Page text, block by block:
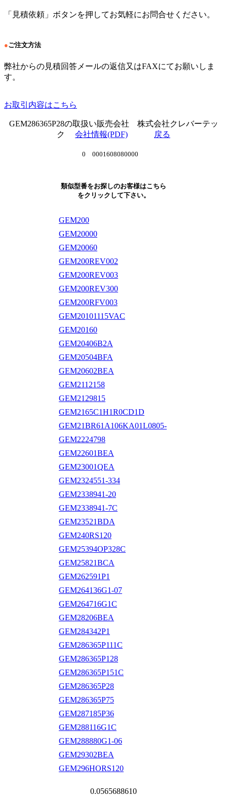
「見積依頼」ボタンを押してお気軽にお問合せください。
●ご注文方法
弊社からの見積回答メールの返信又はFAXにてお願いしま
す。
お取引内容はこちら
GEM286365P28の取扱い販売会社 株式会社クレバーテッ
ク 会社情報(PDF) 戻る
0 0001608080000
類似型番をお探しのお客様はこちら
をクリックして下さい。
GEM200
GEM20000
GEM20060
GEM200REV002
GEM200REV003
GEM200REV300
GEM200RFV003
GEM20101115VAC
GEM20160
GEM20406B2A
GEM20504BFA
GEM20602BEA
GEM2112158
GEM2129815
GEM2165C1H1R0CD1D
GEM21BR61A106KA01L0805-
GEM2224798
GEM22601BEA
GEM23001QEA
GEM2324551-334
GEM2338941-20
GEM2338941-7C
GEM23521BDA
GEM240RS120
GEM25394OP328C
GEM25821BCA
GEM262591P1
GEM264136G1-07
GEM264716G1C
GEM28206BEA
GEM284342P1
GEM286365P111C
GEM286365P128
GEM286365P151C
GEM286365P28
GEM286365P75
GEM287185P36
GEM288116G1C
GEM288880G1-06
GEM29302BEA
GEM296HORS120
0.0565688610